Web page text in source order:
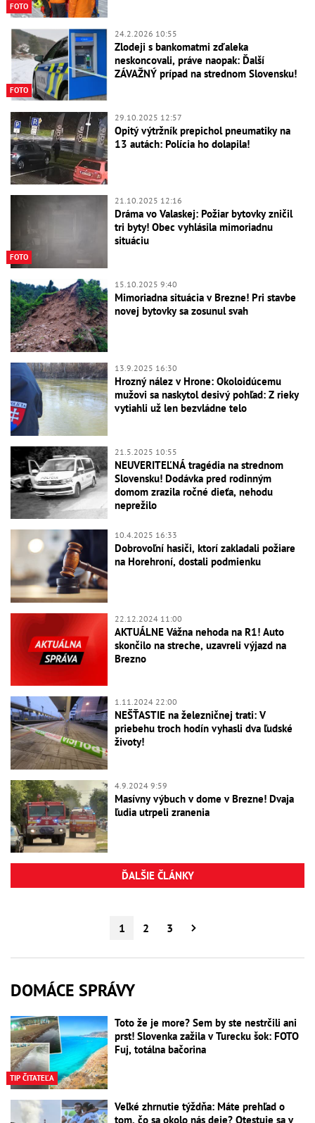
FOTO
FOTO
24.2.2026 10:55
Zlodeji s bankomatmi zďaleka
neskoncovali, práve naopak: Ďalší
ZÁVAŽNÝ prípad na strednom Slovensku!
29.10.2025 12:57
Opitý výtržník prepichol pneumatiky na
13 autách: Polícia ho dolapila!
FOTO
21.10.2025 12:16
Dráma vo Valaskej: Požiar bytovky zničil
tri byty! Obec vyhlásila mimoriadnu
situáciu
15.10.2025 9:40
Mimoriadna situácia v Brezne! Pri stavbe
novej bytovky sa zosunul svah
13.9.2025 16:30
Hrozný nález v Hrone: Okoloidúcemu
mužovi sa naskytol desivý pohľad: Z rieky
vytiahli už len bezvládne telo
21.5.2025 10:55
NEUVERITEĽNÁ tragédia na strednom
Slovensku! Dodávka pred rodinným
domom zrazila ročné dieťa, nehodu
neprežilo
10.4.2025 16:33
Dobrovoľní hasiči, ktorí zakladali požiare
na Horehroní, dostali podmienku
22.12.2024 11:00
AKTUÁLNE Vážna nehoda na R1! Auto
skončilo na streche, uzavreli výjazd na
Brezno
1.11.2024 22:00
NEŠŤASTIE na železničnej trati: V
priebehu troch hodín vyhasli dva ľudské
životy!
4.9.2024 9:59
Masívny výbuch v dome v Brezne! Dvaja
ľudia utrpeli zranenia
ĎALŠIE ČLÁNKY
1 2 3
DOMÁCE SPRÁVY
TIP ČITATEĽA
Toto že je more? Sem by ste nestrčili ani
prst! Slovenka zažila v Turecku šok: FOTO
Fuj, totálna bačorina
Veľké zhrnutie týždňa: Máte prehľad o
tom, čo sa okolo nás deje? Otestuje sa v